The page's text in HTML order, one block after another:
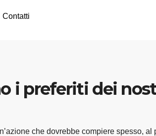
Contatti
i preferiti dei
che dovrebbe compiere spesso, al